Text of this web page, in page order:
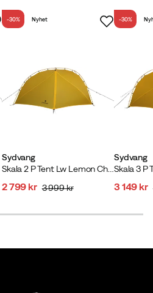
Sydvang
Skala 2 P Tent Lw Lemon Chrome
-30% Nyhet
price
2 799 kr
price
3 999 kr
Sydvang
-30%
price
3 149 kr
price